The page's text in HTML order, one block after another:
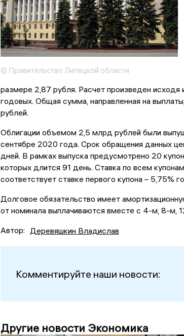
© Правительство Липецкой области
размере 2,87 рубля. Расчет произведен исходя
годовых. Общая сумма, направленная на
рублей.
Облигации объемом 2,5 млрд рублей были
сентябре 2020 года. Срок обращения данных
дней. В рамках выпуска предусмотрено 20
которых длится 91 день. Ставка по всем
соответствует ставке первого купона – 5,75%
Долговое обязательство имеет
от номинала выплачиваются вместе с 4-м, 8-м,
Автор: Деревяшкин Владислав
Комментируйте наши новости:
Другие новости Экономика